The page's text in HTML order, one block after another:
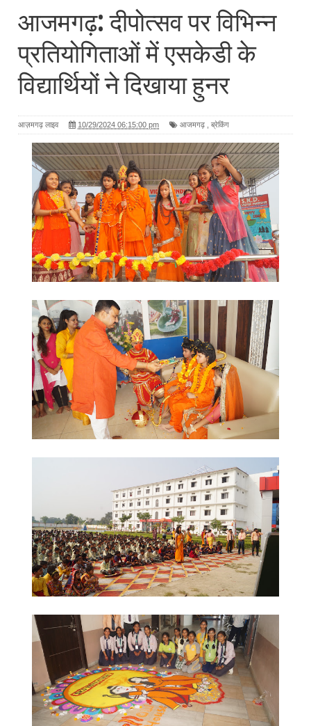
आजमगढ़: दीपोत्सव पर विभिन्न
प्रतियोगिताओं में एसकेडी के
विद्यार्थियों ने दिखाया हुनर
आज़मगढ़ लाइव 10/29/2024 06:15:00 pm आजमगढ़ ब्रेकिंग